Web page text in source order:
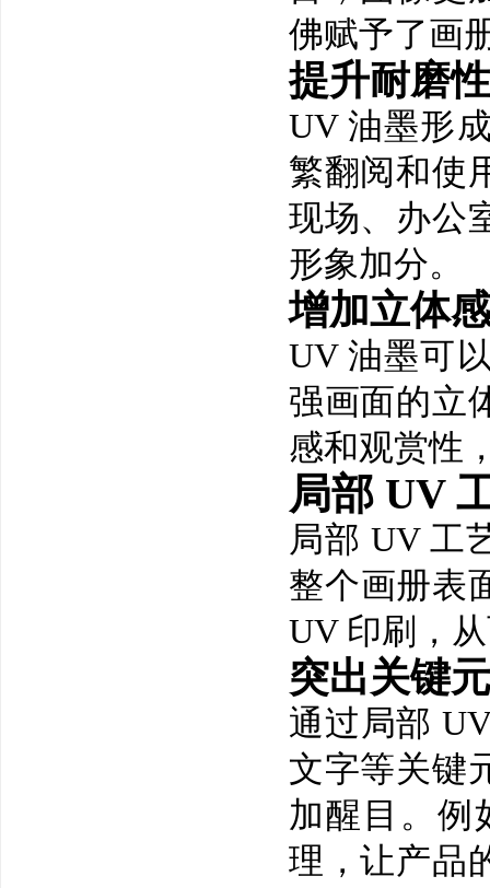
佛赋予了画
提升耐磨
UV 油墨形
繁翻阅和使
现场、办公
形象加分。
增加立体感
UV 油墨可
强画面的立
感和观赏性
局部 UV
局部 UV 工
整个画册表
UV 印刷，
突出关键
通过局部
文字等关键
加醒目。例
理，让产品